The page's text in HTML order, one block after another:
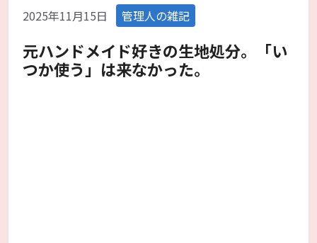
2025年11月15日 カ
テ
ゴ
リ
ー
管理人の雑記
元ハンドメイド好きの生地処分。「い
つか使う」は来なかった。